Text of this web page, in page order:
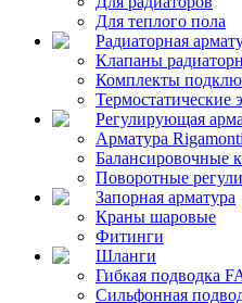
Для теплого пола
Радиаторная
Клапаны
Комплекты
Термостатические
Регулирующая
Арматура Rigamonti
Балансировочные
Поворотные
Запорная арматура
Краны шаровые
Фитинги
Шланги
Гибкая подводка
Сильфонная